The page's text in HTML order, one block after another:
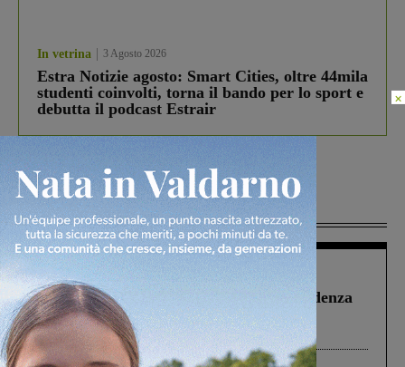
In vetrina 3 Agosto 2026
Estra Notizie agosto: Smart Cities, oltre 44mila
studenti coinvolti, torna il bando per lo sport e
debutta il podcast Estrair
Più lette
Figline Incisa Valdarno 1 Agosto 2026
Piscina di Figline finanziata oltre la scadenza
Pnrr, il gruppo di Fratelli d’Italia: “Un
ringraziamento al Governo”
×